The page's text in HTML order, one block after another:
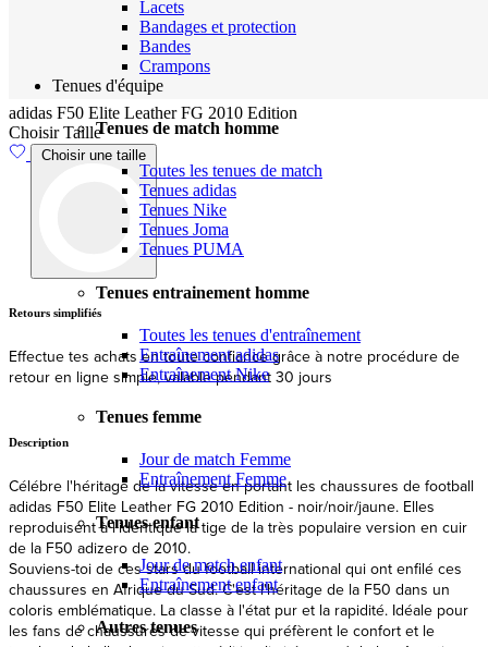
Lacets
Bandages et protection
Bandes
Crampons
Tenues d'équipe
Tenues de match homme
Toutes les tenues de match
Tenues adidas
Tenues Nike
Tenues Joma
Tenues PUMA
Tenues entrainement homme
Toutes les tenues d'entraînement
Entraînement adidas
Entraînement Nike
Tenues femme
Jour de match Femme
Entraînement Femme
Tenues enfant
Jour de match enfant
Entraînement enfant
Autres tenues
adidas F50 Elite Leather FG 2010 Edition
Choisir Taille
Choisir une taille
Livraison
Expédition et livraison rapides depuis l'UE
Célébre l'héritage de la vitesse en portant les chaussures de football
adidas F50 Elite Leather FG 2010 Edition - noir/noir/jaune. Elles
reproduisent à l'identique la tige de la très populaire version en cuir
de la F50 adizero de 2010.
Souviens-toi de ces stars du football international qui ont enfilé ces
chaussures en Afrique du Sud. C'est l'héritage de la F50 dans un
coloris emblématique. La classe à l'état pur et la rapidité. Idéale pour
les fans de chaussures de vitesse qui préfèrent le confort et le
toucher de balle du cuir, cette édition limitée possède la même tige
en peluche que l'original, jusqu'aux coutures de l'avant-pied et au